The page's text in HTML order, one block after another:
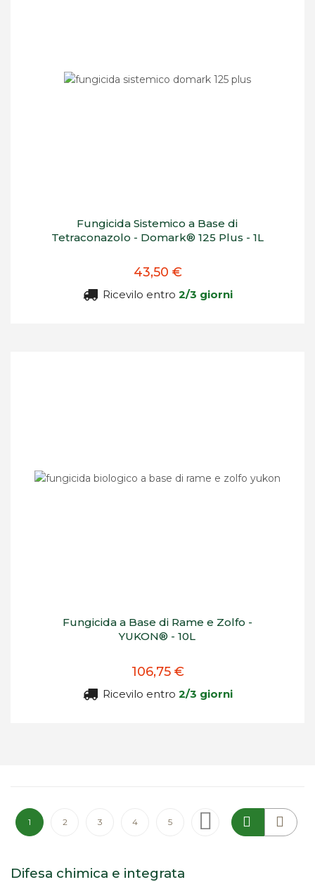
Fungicida Sistemico a Base di
Tetraconazolo - Domark® 125 Plus - 1L
43,50 €
Ricevilo entro 2/3 giorni
Fungicida a Base di Rame e Zolfo -
YUKON® - 10L
106,75 €
Ricevilo entro 2/3 giorni
Pagina
Attualmente stai leggendo la pagina
1 Pagina
2 Pagina
3 Pagina
4 Pagina
5 Pagina
Successivo
Difesa chimica e integrata